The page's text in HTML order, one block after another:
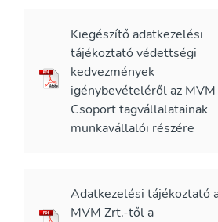
Kiegészítő adatkezelési
tájékoztató védettségi
kedvezmények
igénybevételéről az MVM
Csoport tagvállalatainak
munkavállalói részére
Adatkezelési tájékoztató
MVM Zrt.-től a